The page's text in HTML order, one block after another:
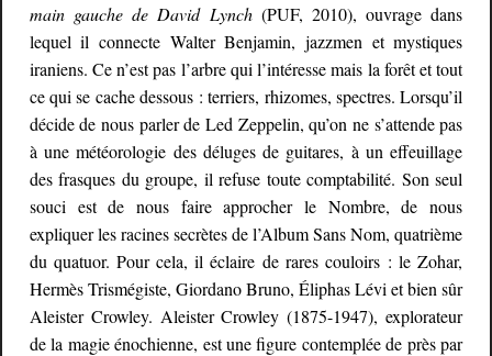
main gauche de David Lynch (PUF, 2010), ouvrage dans
lequel il connecte Walter Benjamin, jazzmen et mystiques
iraniens. Ce n’est pas l’arbre qui l’intéresse mais la forêt et tout
ce qui se cache dessous : terriers, rhizomes, spectres. Lorsqu’il
décide de nous parler de Led Zeppelin, qu’on ne s’attende pas
à une météorologie des déluges de guitares, à un effeuillage
des frasques du groupe, il refuse toute comptabilité. Son seul
souci est de nous faire approcher le Nombre, de nous
expliquer les racines secrètes de l’Album Sans Nom, quatrième
du quatuor. Pour cela, il éclaire de rares couloirs : le Zohar,
Hermès Trismégiste, Giordano Bruno, Éliphas Lévi et bien sûr
Aleister Crowley. Aleister Crowley (1875-1947), explorateur
de la magie énochienne, est une figure contemplée de près par